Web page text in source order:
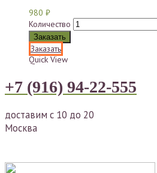
980 ₽
Количество
Заказать
Заказать
Quick View
+7 (916) 94-22-555
доставим с 10 до 20
Москва